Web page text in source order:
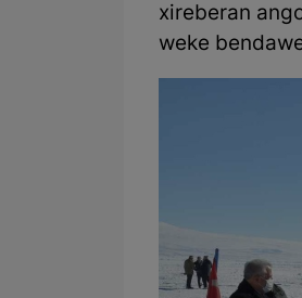
xireberan
weke